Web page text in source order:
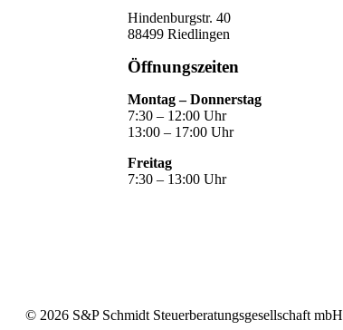
Hindenburgstr. 40
88499 Riedlingen
Öffnungszeiten
Montag – Donnerstag
7:30 – 12:00 Uhr
13:00 – 17:00 Uhr
Freitag
7:30 – 13:00 Uhr
© 2026 S&P Schmidt Steuerberatungsgesellschaft mbH